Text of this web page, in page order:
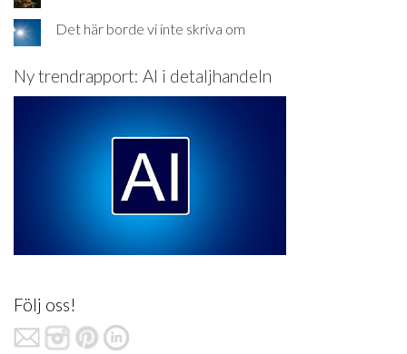
Det här borde vi inte skriva om
Ny trendrapport: AI i detaljhandeln
Följ oss!